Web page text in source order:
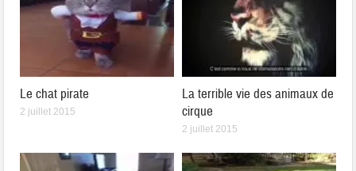
Le chat pirate
2 juillet 2015
La terrible vie des animaux de
cirque
2 juillet 2015